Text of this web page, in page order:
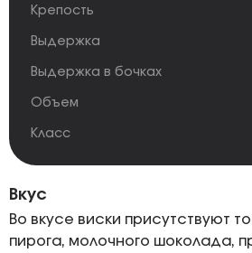
Крепость
Выдержка
Выдержка в бочках
Объем
Класс
Вкус
Во вкусе виски присутствуют
пирога, молочного шоколада,